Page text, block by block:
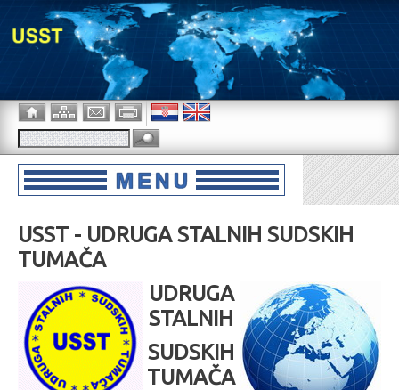
USST - UDRUGA STALNIH SUDSKIH
TUMAČA
UDRUGA
STALNIH
SUDSKIH
TUMAČA